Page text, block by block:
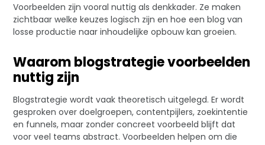
Voorbeelden zijn vooral nuttig als denkkader. Ze maken
zichtbaar welke keuzes logisch zijn en hoe een blog van
losse productie naar inhoudelijke opbouw kan groeien.
Waarom blogstrategie voorbeelden
nuttig zijn
Blogstrategie wordt vaak theoretisch uitgelegd. Er wordt
gesproken over doelgroepen, contentpijlers, zoekintentie
en funnels, maar zonder concreet voorbeeld blijft dat
voor veel teams abstract. Voorbeelden helpen om die